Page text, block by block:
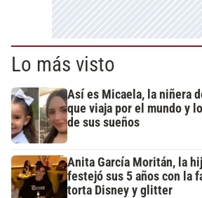
Lo más visto
Así es Micaela, la niñera
que viaja por el mundo y
de sus sueños
Anita García Moritán, la
festejó sus 5 años con la
torta Disney y glitter